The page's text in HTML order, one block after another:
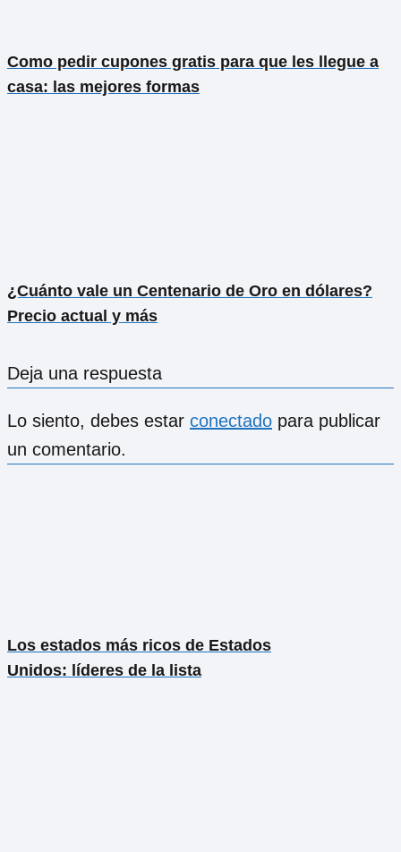
Como pedir cupones gratis para que les llegue a
casa: las mejores formas
¿Cuánto vale un Centenario de Oro en dólares?
Precio actual y más
Deja una respuesta
Lo siento, debes estar conectado para publicar
un comentario.
Los estados más ricos de Estados
Unidos: líderes de la lista